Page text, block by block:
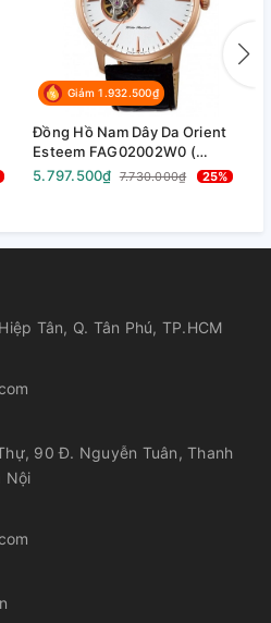
)
Giảm 1.932.500₫
Đồng Hồ Nam Dây Da Orient
Esteem FAG02002W0 (
SAG02002W0 ) (
5.797.500₫ 7.730.000₫ 25%
Tân, Q. Tân Phú, TP.HCM
90 Đ. Nguyễn Tuân, Thanh
Nội